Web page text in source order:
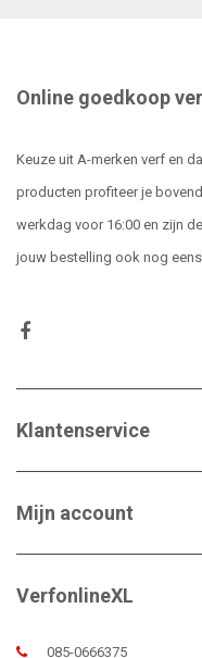
Online goedkoop
Keuze uit A-merken verf en
producten profiteer je
werkdag voor 16:00 en zijn
jouw bestelling ook nog
Klantenservice
Mijn account
VerfonlineXL
085-0666375